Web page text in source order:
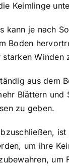
Keimlinge
kann je nach
Boden
Winden
aus dem
Blättern
zu geben.
um ihre
um